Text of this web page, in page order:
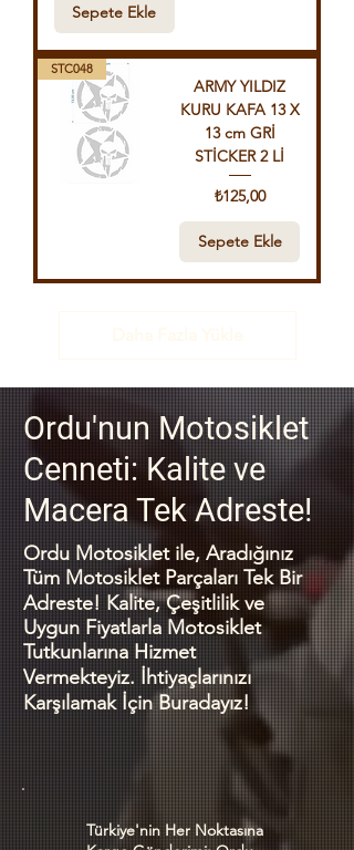
Sepete Ekle
STC048
ARMY YILDIZ
KURU KAFA 13 X
13 cm GRİ
STİCKER 2 Lİ
Fiyat
₺125,00
Sepete Ekle
Ordu'nun Motosiklet
Cenneti: Kalite ve
Macera Tek Adreste!
Ordu Motosiklet ile, Aradığınız
Tüm Motosiklet Parçaları Tek Bir
Adreste! Kalite, Çeşitlilik ve
Uygun Fiyatlarla Motosiklet
Tutkunlarına Hizmet
Vermekteyiz. İhtiyaçlarınızı
Karşılamak İçin Buradayız!
Türkiye'nin Her Noktasına